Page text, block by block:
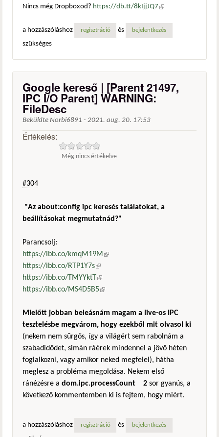
Nincs még Dropboxod? https://db.tt/8kIjjJQ7 (külső
a hozzászóláshoz
regisztráció és bejelentkezés
szükséges
Google kereső | [Parent 21497,
IPC I/O Parent] WARNING:
FileDesc
Beküldte Norbi6891 - 2021. aug. 20. 17:53
Értékelés:
Még nincs értékelve
#304
"Az about:config ipc keresés találatokat, a
beállításokat megmutatnád?"
Parancsolj:
https://ibb.co/kmqM19M (külső hivatkozás)
https://ibb.co/RTP1Y7s(külső hivatkozás)
https://ibb.co/TMYYktT(külső hivatkozás)
https://ibb.co/MS4D5B5(külső hivatkozás)
Mielőtt jobban beleásnám magam a live-os IPC
tesztelésbe megvárom, hogy ezekből mit olvasol ki
(nekem nem sürgős, így a világért sem rabolnám a
szabadidődet, simán ráérek mindennel a jövő héten
foglalkozni, vagy amikor neked megfelel), hátha
meglesz a probléma megoldása. Nekem első
ránézésre a dom.ipc.processCount 2 sor gyanús, a
következő kommentemben ki is fejtem, hogy miért.
a hozzászóláshoz regisztráció és bejelentkezés